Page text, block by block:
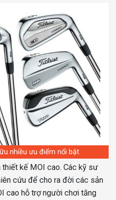
nhiều ưu điểm nổi bật
kế MOI cao. Các kỹ sư
cứu để cho ra đời các sản
cao hỗ trợ người chơi tăng